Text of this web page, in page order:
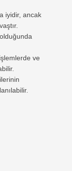
iyidir, ancak
ve